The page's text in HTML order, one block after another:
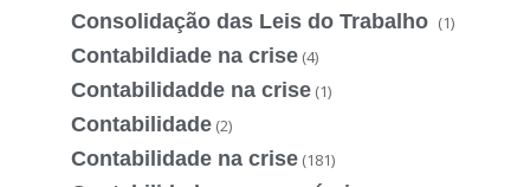
Consolidação das Leis do Trabalho (1)
Contabildiade na crise (4)
Contabilidadde na crise (1)
Contabilidade (2)
Contabilidade na crise (181)